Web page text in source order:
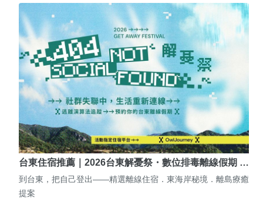
台東住宿推薦｜2026台東解憂祭・數位排毒離線假期 …
到台東，把自己登出——精選離線住宿．東海岸秘境．離島療癒
提案